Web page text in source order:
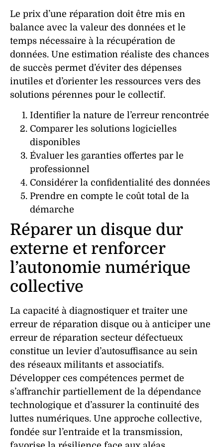
Le prix d’une réparation doit être mis en
balance avec la valeur des données et le
temps nécessaire à la récupération de
données. Une estimation réaliste des chances
de succès permet d’éviter des dépenses
inutiles et d’orienter les ressources vers des
solutions pérennes pour le collectif.
Identifier la nature de l’erreur rencontrée
Comparer les solutions logicielles
disponibles
Évaluer les garanties offertes par le
professionnel
Considérer la confidentialité des données
Prendre en compte le coût total de la
démarche
Réparer un disque dur
externe et renforcer
l’autonomie numérique
collective
La capacité à diagnostiquer et traiter une
erreur de réparation disque ou à anticiper une
erreur de réparation secteur défectueux
constitue un levier d’autosuffisance au sein
des réseaux militants et associatifs.
Développer ces compétences permet de
s’affranchir partiellement de la dépendance
technologique et d’assurer la continuité des
luttes numériques. Une approche collective,
fondée sur l’entraide et la transmission,